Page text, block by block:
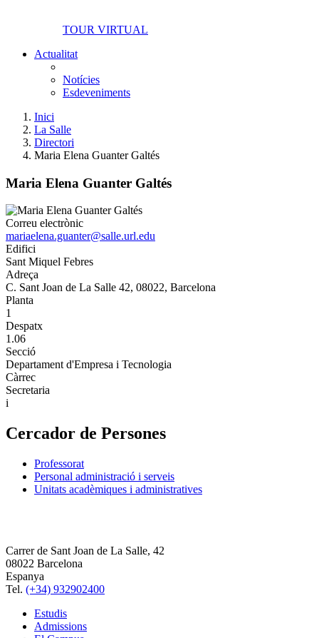
TOUR VIRTUAL
Actualitat
Notícies
Esdeveniments
Inici
La Salle
Directori
Maria Elena Guanter Galtés
Maria Elena Guanter Galtés
Correu electrònic
mariaelena.guanter@salle.url.edu
Edifici
Sant Miquel Febres
Adreça
C. Sant Joan de La Salle 42, 08022, Barcelona
Planta
1
Despatx
1.06
Secció
Departament d'Empresa i Tecnologia
Càrrec
Secretaria
i
Cercador de Persones
Professorat
Personal administració i serveis
Unitats acadèmiques i administratives
Carrer de Sant Joan de La Salle, 42
08022 Barcelona
Espanya
Tel. (+34) 932902400
Estudis
Admissions